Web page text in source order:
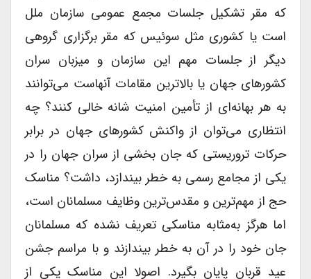
که مقر تشکیل جلسات مجمع عمومی سازمان ملل
است یا کشوری مثل سوئیس که مقر برگزاری گروهی
دیگر از جلسات مهم این سازمان و میزبان سران
کشورهای جهان یا بالاترین مقامات آنهاست می‌توانند
به هر بهانه‌ای از تأمین امنیت شانه خالی کنند؟ چه
انتظاری می‌توان از واکنش کشورهای جهان در برابر
حرکات تروریستی که جان بخشی از سران جهان را در
یکی از مجامع رسمی به خطر بیندازد، داشت؟ مناسک
حج از مهم‌ترین و مقدس‌ترین وظایف مسلمانان است،
اما هرگز به‌مثابه مناسکی تعریف نشده که مسلمانان
جان خود را در آن به خطر بیندازند و با مراسم جشن
عید قربان پایان بگیرد. اصولا این مناسک یکی از